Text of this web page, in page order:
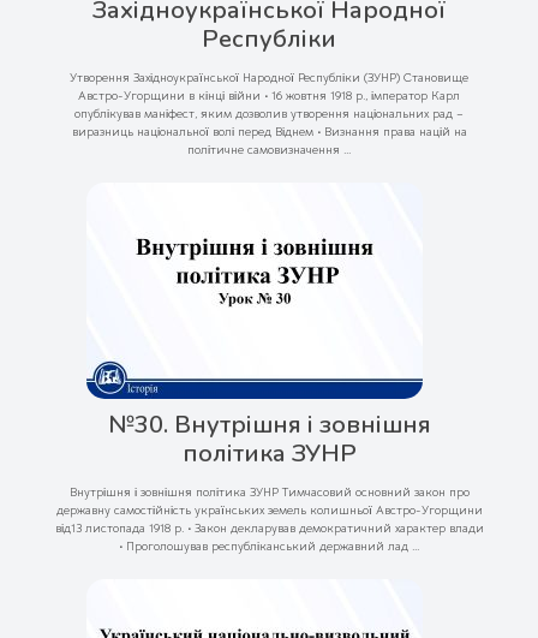
Західноукраїнської Народної
Республіки
Утворення Західноукраїнської Народної Республіки (ЗУНР) Становище
Австро-Угорщини в кінці війни • 16 жовтня 1918 р., імператор Карл
опублікував маніфест, яким дозволив утворення національних рад –
виразниць національної волі перед Віднем • Визнання права націй на
політичне самовизначення ...
№30. Внутрішня і зовнішня
політика ЗУНР
Внутрішня і зовнішня політика ЗУНР Тимчасовий основний закон про
державну самостійність українських земель колишньої Австро-Угорщини
від13 листопада 1918 р. • Закон декларував демократичний характер влади
• Проголошував республіканський державний лад ...